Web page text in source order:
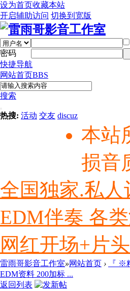
设为首页收藏本站
开启辅助访问 切换到宽版
密码
快捷导航
网站首页BBS
搜索
热搜: 活动 交友 discuz
本站
损音
全国独家.私
EDM伴奏 各
网红开场+片
雷雨哥影音工作室»网站首页 › 『 ※
EDM资料 200加标 ...
返回列表